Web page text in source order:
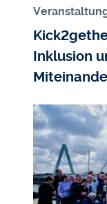
Inklusion
Bildmedium
Bild